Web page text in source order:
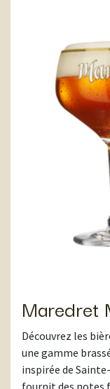
Maredret
Découvrez les
une gamme
inspirée de